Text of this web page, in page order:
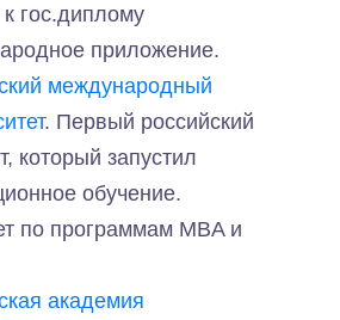
гос.диплому
приложение.
международный
. Первый российский
который запустил
обучение.
по программам MBA и
академия